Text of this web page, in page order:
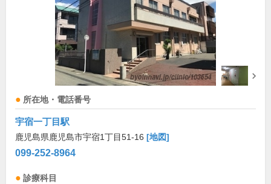
所在地・電話番号
宇宿一丁目駅
鹿児島県鹿児島市宇宿1丁目51-16 [地図]
099-252-8964
診療科目